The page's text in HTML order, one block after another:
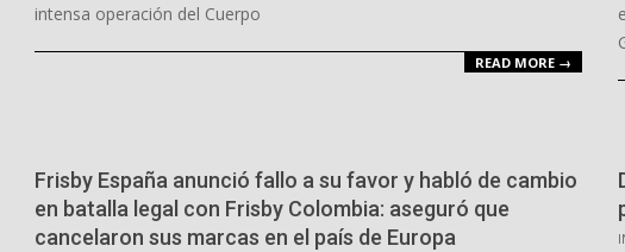
intensa operación del Cuerpo
READ MORE →
Frisby España anunció fallo a su favor y habló de cambio
en batalla legal con Frisby Colombia: aseguró que
cancelaron sus marcas en el país de Europa